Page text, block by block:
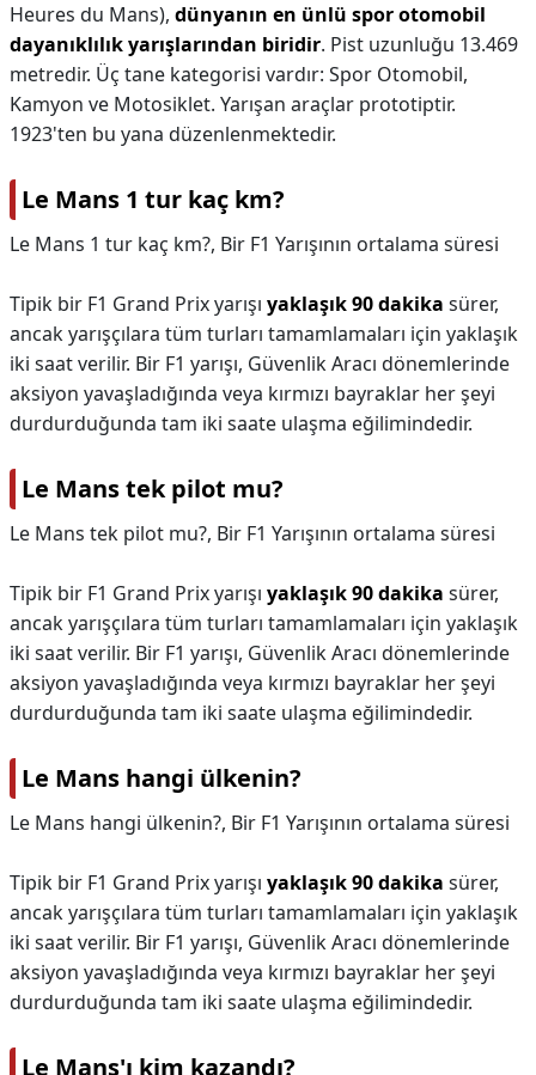
Heures du Mans), dünyanın en ünlü spor otomobil
dayanıklılık yarışlarından biridir. Pist uzunluğu 13.469
metredir. Üç tane kategorisi vardır: Spor Otomobil,
Kamyon ve Motosiklet. Yarışan araçlar prototiptir.
1923'ten bu yana düzenlenmektedir.
Le Mans 1 tur kaç km?
Le Mans 1 tur kaç km?, Bir F1 Yarışının ortalama süresi
Tipik bir F1 Grand Prix yarışı yaklaşık 90 dakika sürer,
ancak yarışçılara tüm turları tamamlamaları için yaklaşık
iki saat verilir. Bir F1 yarışı, Güvenlik Aracı dönemlerinde
aksiyon yavaşladığında veya kırmızı bayraklar her şeyi
durdurduğunda tam iki saate ulaşma eğilimindedir.
Le Mans tek pilot mu?
Le Mans tek pilot mu?, Bir F1 Yarışının ortalama süresi
Tipik bir F1 Grand Prix yarışı yaklaşık 90 dakika sürer,
ancak yarışçılara tüm turları tamamlamaları için yaklaşık
iki saat verilir. Bir F1 yarışı, Güvenlik Aracı dönemlerinde
aksiyon yavaşladığında veya kırmızı bayraklar her şeyi
durdurduğunda tam iki saate ulaşma eğilimindedir.
Le Mans hangi ülkenin?
Le Mans hangi ülkenin?, Bir F1 Yarışının ortalama süresi
Tipik bir F1 Grand Prix yarışı yaklaşık 90 dakika sürer,
ancak yarışçılara tüm turları tamamlamaları için yaklaşık
iki saat verilir. Bir F1 yarışı, Güvenlik Aracı dönemlerinde
aksiyon yavaşladığında veya kırmızı bayraklar her şeyi
durdurduğunda tam iki saate ulaşma eğilimindedir.
Le Mans'ı kim kazandı?